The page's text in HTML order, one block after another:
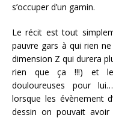
s’occuper d’un gamin.
Le récit est tout
pauvre gars à qui rien
dimension Z qui durera
rien que ça !!!) et
douloureuses pour
lorsque les évènement
dessin on pouvait